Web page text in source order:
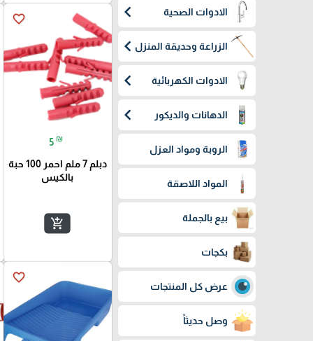
الادوات الصحية chevron_left
الزراعة وحديقة المنزلchevron_left
الادوات الكهربائية chevron_left
الدهانات والديكور chevron_left
الروبة ومواد العزل
المواد اللاصقة
بيع بالجملة
بكجات
عرض كل المنتجات
وصل حديثاً
favorite_border
5 ₪
دبلم 7 ملم احمر 100 حبة
بالكيس
add_shopping_cart
favorite_border